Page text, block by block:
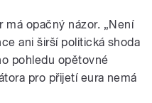
má opačný názor. „Není
ani širší politická shoda
pohledu opětovné
pro přijetí eura nemá